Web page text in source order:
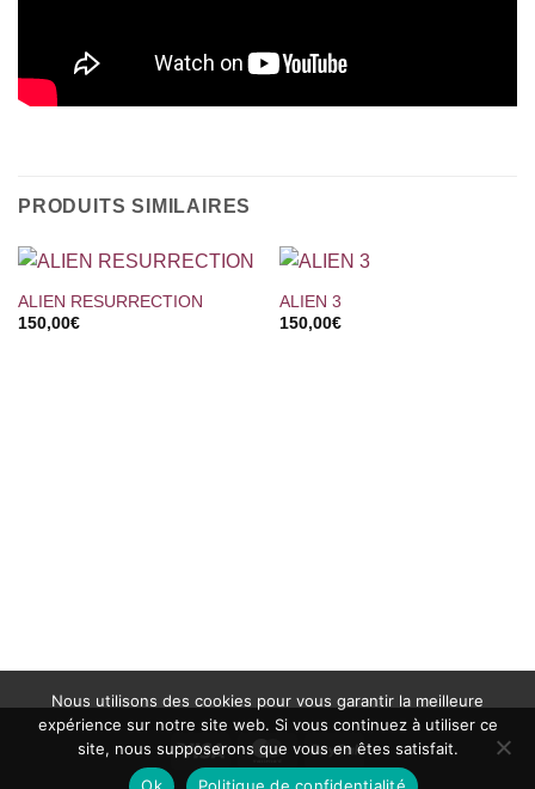
PRODUITS SIMILAIRES
ALIEN RESURRECTION
150,00€
ALIEN 3
150,00€
Visa MasterCardPayPal
Nous utilisons des cookies pour vous garantir la meilleure
expérience sur notre site web. Si vous continuez à utiliser ce
site, nous supposerons que vous en êtes satisfait.